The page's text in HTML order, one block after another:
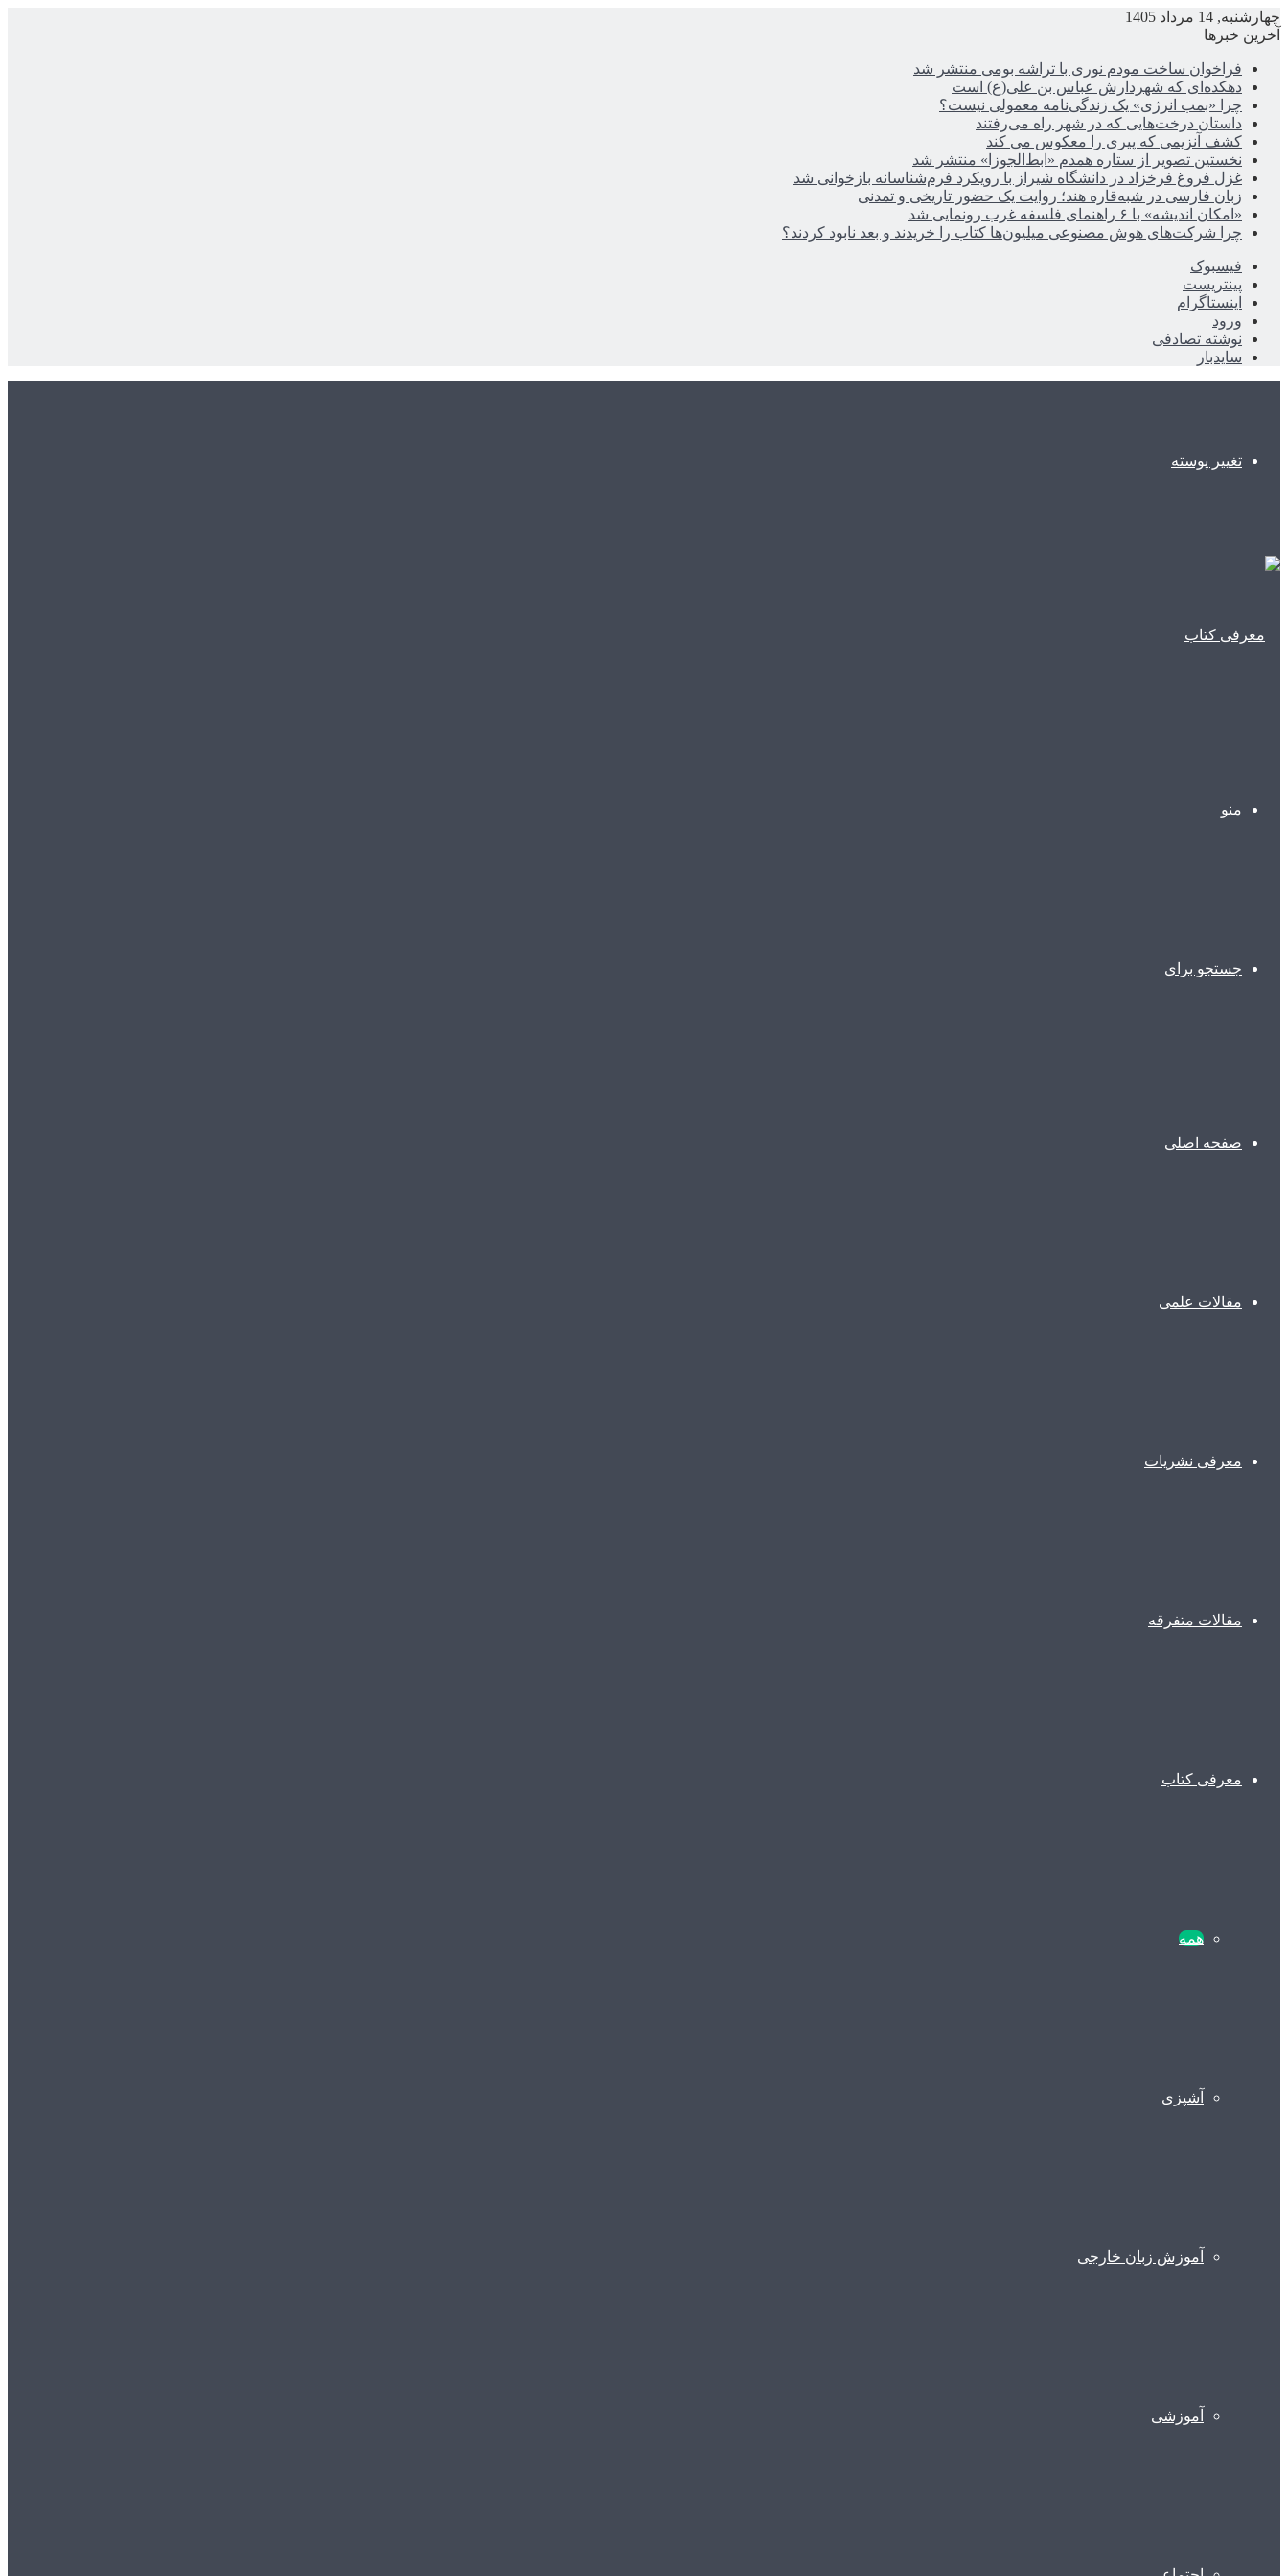
چهارشنبه, 14 مرداد 1405
آخرین خبرها
فراخوان ساخت مودم نوری با تراشه بومی منتشر شد
دهکده‌ای که شهردارش عباس بن علی(ع) است
چرا «بمب انرژی» یک زندگی‌نامه معمولی نیست؟
داستان درخت‌هایی که در شهر راه می‌رفتند
کشف آنزیمی که پیری را معکوس می کند
نخستین تصویر از ستاره همدم «ابط‌الجوزا» منتشر شد
غزل فروغ فرخزاد در دانشگاه شیراز با رویکرد فرم‌شناسانه بازخوانی شد
زبان فارسی در شبه‌قاره هند؛ روایت یک حضور تاریخی و تمدنی
«امکان اندیشه» با ۶ راهنمای فلسفه غرب رونمایی شد
چرا شرکت‌های هوش مصنوعی میلیون‌ها کتاب را خریدند و بعد نابود کردند؟
فیسبوک
پینتریست
اینستاگرام
ورود
نوشته تصادفی
سایدبار
تغییر پوسته
منو
جستجو برای
صفحه اصلی
مقالات علمی
معرفی نشریات
مقالات متفرقه
معرفی کتاب
همه
آشپزی
آموزش زبان خارجی
آموزشی